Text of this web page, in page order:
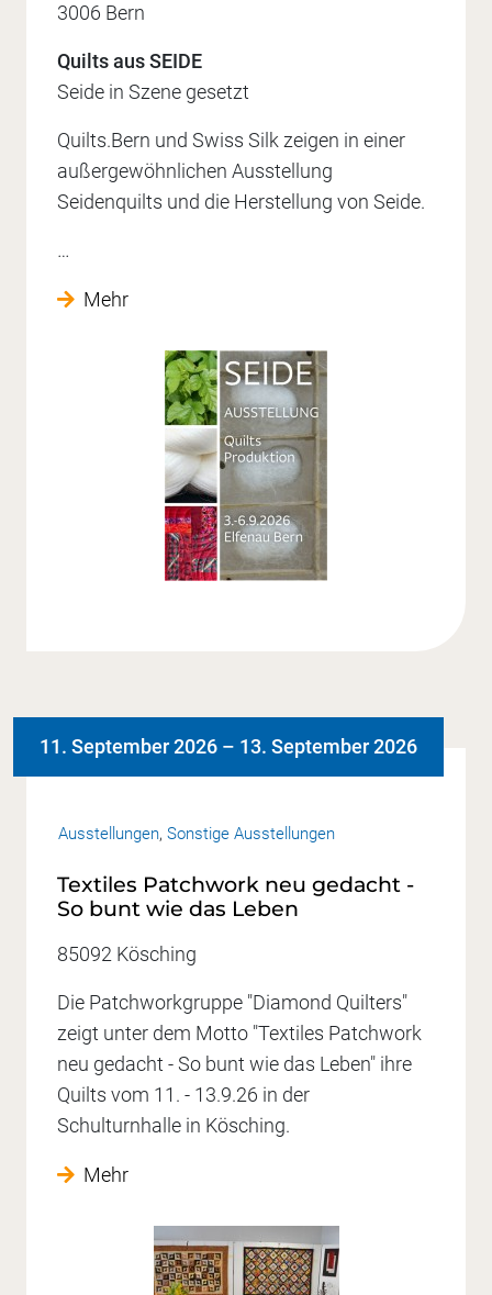
3006 Bern
Quilts aus SEIDE
Seide in Szene gesetzt
Quilts.Bern und Swiss Silk zeigen in einer
außergewöhnlichen Ausstellung
Seidenquilts und die Herstellung von Seide.
…
Mehr
Ausstellungen, Sonstige Ausstellungen
11. September 2026 – 13. September 2026
Textiles Patchwork neu gedacht -
So bunt wie das Leben
85092 Kösching
Die Patchworkgruppe "Diamond Quilters"
zeigt unter dem Motto "Textiles Patchwork
neu gedacht - So bunt wie das Leben" ihre
Quilts vom 11. - 13.9.26 in der
Schulturnhalle in Kösching.
Mehr